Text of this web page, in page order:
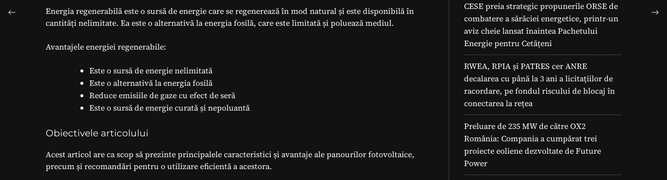
Energia regenerabilă este o sursă de energie care se regenerează în mod natural și este disponibilă în
cantități nelimitate. Ea este o alternativă la energia fosilă, care este limitată și poluează mediul.
Avantajele energiei regenerabile:
Este o sursă de energie nelimitată
Este o alternativă la energia fosilă
Reduce emisiile de gaze cu efect de seră
Este o sursă de energie curată și nepoluantă
Obiectivele articolului
Acest articol are ca scop să prezinte principalele caracteristici și avantaje ale panourilor fotovoltaice,
precum și recomandări pentru o utilizare eficientă a acestora.
CESE preia strategic propunerile ORSE de
combatere a sărăciei energetice, printr-un
aviz cheie lansat înaintea Pachetului
Energie pentru Cetățeni
RWEA, RPIA și PATRES cer ANRE
decalarea cu până la 3 ani a licitațiilor de
racordare, pe fondul riscului de blocaj în
conectarea la rețea
Preluare de 235 MW de către OX2
România: Compania a cumpărat trei
proiecte eoliene dezvoltate de Future
Power